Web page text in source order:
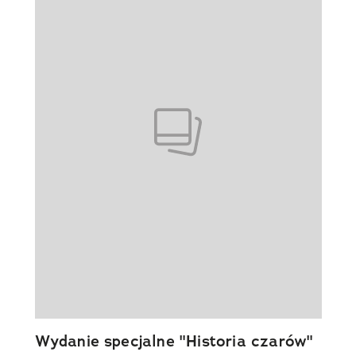
Wydanie specjalne "Historia czarów"